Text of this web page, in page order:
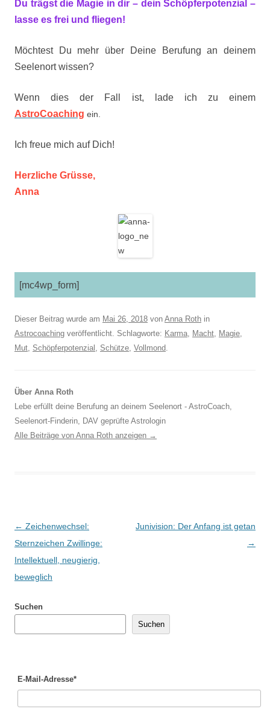
Du trägst die Magie in dir – dein Schöpferpotenzial –
lasse es frei und fliegen!
Möchtest Du mehr über Deine Berufung an deinem
Seelenort wissen?
Wenn dies der Fall ist, lade ich zu einem
AstroCoaching ein.
Ich freue mich auf Dich!
Herzliche Grüsse,
Anna
[mc4wp_form]
Dieser Beitrag wurde am Mai 26, 2018 von Anna Roth in
Astrocoaching veröffentlicht. Schlagworte: Karma, Macht, Magie,
Mut, Schöpferpotenzial , Schütze, Vollmond.
Über Anna Roth
Lebe erfüllt deine Berufung an deinem Seelenort - AstroCoach,
Seelenort-Finderin, DAV geprüfte Astrologin
Alle Beiträge von Anna Roth anzeigen →
Beitragsnavigation
← Zeichenwechsel:
Sternzeichen Zwillinge:
Intellektuell, neugierig,
beweglich
Junivision: Der Anfang ist getan
→
Suchen
Suchen
E-Mail-Adresse*